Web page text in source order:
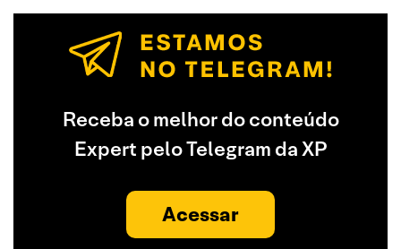
Receba o melhor do conteúdo
Expert pelo Telegram da XP
Acessar